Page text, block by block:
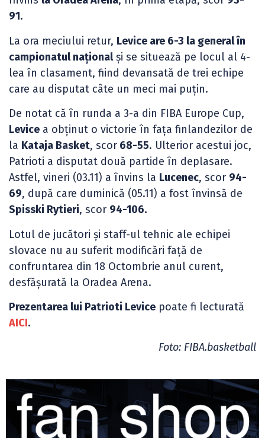
91.
La ora meciului retur, Levice are 6-3 la general în
campionatul naționalși se situează pe locul al 4-
lea în clasament, fiind devansată de trei echipe
care au disputat câte un meci mai puțin.
De notat că în runda a 3-a din FIBA Europe Cup,
Levice a obținut o victorie în fața finlandezilor de
la Kataja Basket, scor 68-55. Ulterior acestui joc,
Patrioti a disputat două partide în deplasare.
Astfel, vineri (03.11) a învins la Lucenec, scor 94-
69, după care duminică (05.11) a fost învinsă de
Spisski Rytieri, scor 94-106.
Lotul de jucători și staff-ul tehnic ale echipei
slovace nu au suferit modificări față de
confruntarea din 18 Octombrie anul curent,
desfășurată la Oradea Arena.
Prezentarea lui Patrioti Levice poate fi lecturată
AICI.
Foto: FIBA.basketball